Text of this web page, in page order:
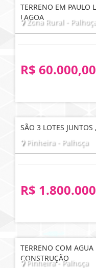
TERRENO EM PAULO
LAGOA
Zona Rural -
R$ 60.000,00
SÃO 3 LOTES JUNTOS
Pinheira - Palhoça
R$
TERRENO COM AGUA
CONSTRUÇÃO
Pinheira - Palhoça